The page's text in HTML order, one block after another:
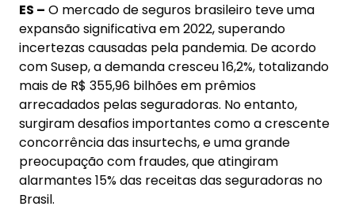
ES – O mercado de seguros brasileiro teve uma
expansão significativa em 2022, superando
incertezas causadas pela pandemia. De acordo
com Susep, a demanda cresceu 16,2%, totalizando
mais de R$ 355,96 bilhões em prêmios
arrecadados pelas seguradoras. No entanto,
surgiram desafios importantes como a crescente
concorrência das insurtechs, e uma grande
preocupação com fraudes, que atingiram
alarmantes 15% das receitas das seguradoras no
Brasil.